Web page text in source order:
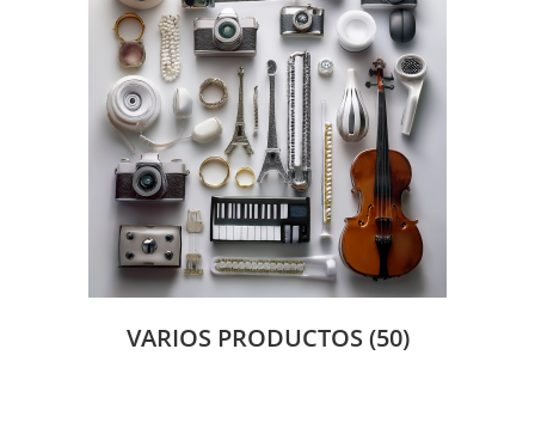
VARIOS PRODUCTOS (50)